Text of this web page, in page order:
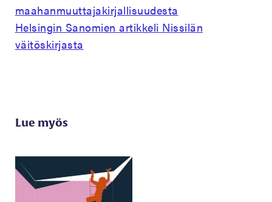
maahanmuuttajakirjallisuudesta
Helsingin Sanomien artikkeli Nissilän
väitöskirjasta
Lue myös